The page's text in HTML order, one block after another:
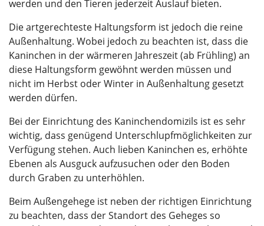
werden und den Tieren jederzeit Auslauf bieten.
Die artgerechteste Haltungsform ist jedoch die reine
Außenhaltung. Wobei jedoch zu beachten ist, dass die
Kaninchen in der wärmeren Jahreszeit (ab Frühling) an
diese Haltungsform gewöhnt werden müssen und
nicht im Herbst oder Winter in Außenhaltung gesetzt
werden dürfen.
Bei der Einrichtung des Kaninchendomizils ist es sehr
wichtig, dass genügend Unterschlupfmöglichkeiten zur
Verfügung stehen. Auch lieben Kaninchen es, erhöhte
Ebenen als Ausguck aufzusuchen oder den Boden
durch Graben zu unterhöhlen.
Beim Außengehege ist neben der richtigen Einrichtung
zu beachten, dass der Standort des Geheges so